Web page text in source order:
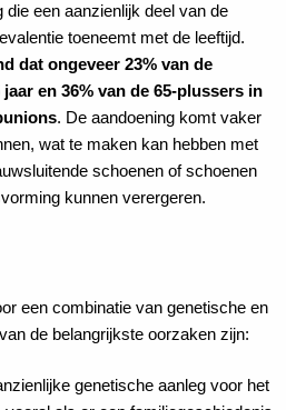
die een aanzienlijk deel van de
toeneemt met de leeftijd.
dat ongeveer 23% van de
en 36% van de 65-plussers in
. De aandoening komt vaker
wat te maken kan hebben met
schoenen of schoenen
kunnen verergeren.
een combinatie van genetische en
de belangrijkste oorzaken zijn:
genetische aanleg voor het